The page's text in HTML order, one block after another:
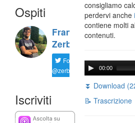
Ospiti
Francesco
Zerbinati
Follow
@zerbfra
Iscriviti
consigliamo
perdervi anche
contiene molti
contenuti.
00:00
⏬ Download
📝 Trascrizione